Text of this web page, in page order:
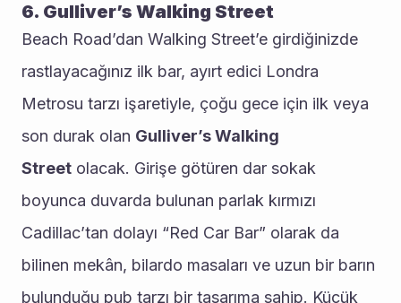
6. Gulliver’s Walking Street
Beach Road’dan Walking Street’e girdiğinizde
rastlayacağınız ilk bar, ayırt edici Londra
Metrosu tarzı işaretiyle, çoğu gece için ilk veya
son durak olan Gulliver’s Walking
Street olacak. Girişe götüren dar sokak
boyunca duvarda bulunan parlak kırmızı
Cadillac’tan dolayı “Red Car Bar” olarak da
bilinen mekân, bilardo masaları ve uzun bir barın
bulunduğu pub tarzı bir tasarıma sahip. Küçük